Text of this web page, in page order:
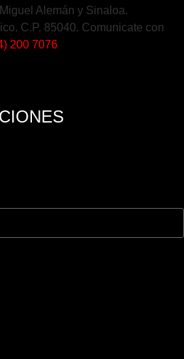
Alemán y Sinaloa.
C.P. 85040. Comunicate con
200 7076